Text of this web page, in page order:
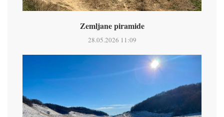
Zemljane piramide
28.05.2026 11:09